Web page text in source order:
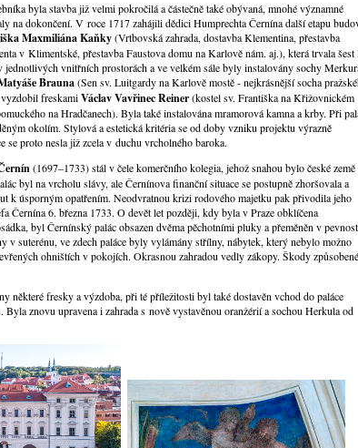
byla stavba již velmi pokročilá a částečně také obývaná, mnohé významné
na dokončení. V roce 1717 zahájili dědici Humprechta Černína další etapu
Maxmiliána Kaňky(Vrtbovská zahrada, dostavba Klementina, přestavba
v Klimentské, přestavba Faustova domu na Karlově nám. aj.), která trvala šest
vnitřních prostorách a ve velkém sále byly instalovány sochy
Brauna(Sen sv. Luitgardy na Karlově mostě - nejkrásnější socha
freskamiVáclav Vavřinec Reiner(kostel sv. Františka na Křižovnickém
na Hradčanech). Byla také instalována mramorová kamna a krby. Při
okolím. Stylová a estetická kritéria se od doby vzniku projektu výrazně
se proto nesla již zcela v duchu vrcholného baroka.
(1697–1733) stál v čele komerčního kolegia, jehož snahou bylo české země
byl na vrcholu slávy, ale Černínova finanční situace se postupně zhoršovala a
k úsporným opatřením. Neodvratnou krizi rodového majetku pak přivodila jeho
Černína 6. března 1733. O devět let později, kdy byla v Praze obklíčena
byl Černínský palác obsazen dvěma pěchotními pluky a přeměněn v
v suterénu, ve zdech paláce byly vylámány střílny, nábytek, který nebylo možno
ohništích v pokojích. Okrasnou zahradou vedly zákopy. Škody
některé fresky a výzdoba, při té příležitosti byl také dostavěn vchod do paláce
znovu upravena i zahrada s nově vystavěnou oranžérií a sochou Herkula od